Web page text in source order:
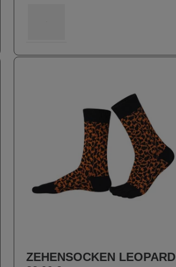
ZEHENSOCKEN LEOPARD